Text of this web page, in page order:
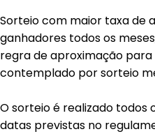
Sorteio com maior taxa de
ganhadores todos os
regra de aproximação
contemplado por sorteio
O sorteio é realizado todos
datas previstas no